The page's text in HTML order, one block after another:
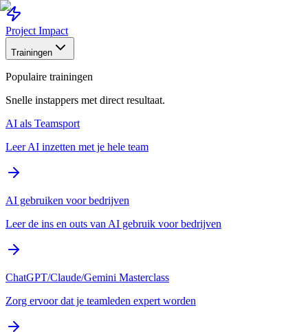
Project Impact
Trainingen
Populaire trainingen
Snelle instappers met direct resultaat.
AI als Teamsport
Leer AI inzetten met je hele team
AI gebruiken voor bedrijven
Leer de ins en outs van AI gebruik voor bedrijven
ChatGPT/Claude/Gemini Masterclass
Zorg ervoor dat je teamleden expert worden